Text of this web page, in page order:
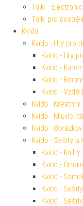
Tolki -
Tolki pro
Kvído
Kvído - Hry pro
Kvído - Hry
Kvído -
Kvído -
Kvído -
Kvído -
Kvído - Mluvící
Kvído -
Kvído - Sešity a
Kvído - Knihy
Kvído -
Kvído -
Kvído -
Kvído -